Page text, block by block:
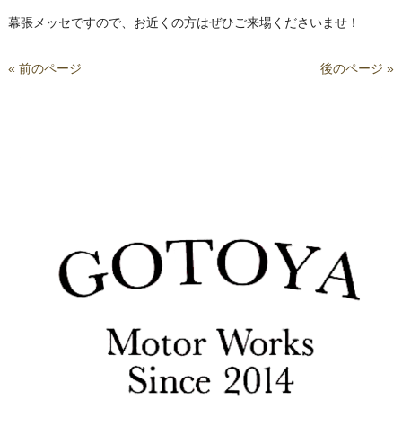
幕張メッセですので、お近くの方はぜひご来場くださいませ！
« 前のページ 後のページ »